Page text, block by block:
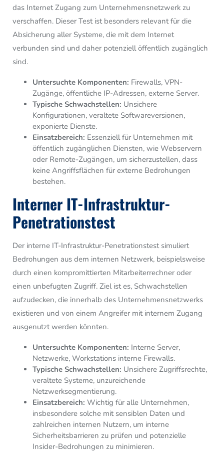
das Internet Zugang zum Unternehmensnetzwerk zu
verschaffen. Dieser Test ist besonders relevant für die
Absicherung aller Systeme, die mit dem Internet
verbunden sind und daher potenziell öffentlich zugänglich
sind.
Untersuchte Komponenten: Firewalls, VPN-
Zugänge, öffentliche IP-Adressen, externe Server.
Typische Schwachstellen: Unsichere
Konfigurationen, veraltete Softwareversionen,
exponierte Dienste.
Einsatzbereich: Essenziell für Unternehmen mit
öffentlich zugänglichen Diensten, wie Webservern
oder Remote-Zugängen, um sicherzustellen, dass
keine Angriffsflächen für externe Bedrohungen
bestehen.
Interner IT-Infrastruktur-
Penetrationstest
Der interne IT-Infrastruktur-Penetrationstest simuliert
Bedrohungen aus dem internen Netzwerk, beispielsweise
durch einen kompromittierten Mitarbeiterrechner oder
einen unbefugten Zugriff. Ziel ist es, Schwachstellen
aufzudecken, die innerhalb des Unternehmensnetzwerks
existieren und von einem Angreifer mit internem Zugang
ausgenutzt werden könnten.
Untersuchte Komponenten: Interne Server,
Netzwerke, Workstations interne Firewalls.
Typische Schwachstellen: Unsichere Zugriffsrechte,
veraltete Systeme, unzureichende
Netzwerksegmentierung.
Einsatzbereich: Wichtig für alle Unternehmen,
insbesondere solche mit sensiblen Daten und
zahlreichen internen Nutzern, um interne
Sicherheitsbarrieren zu prüfen und potenzielle
Insider-Bedrohungen zu minimieren.